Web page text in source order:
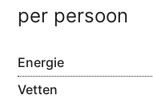
per persoon
Energie
Vetten